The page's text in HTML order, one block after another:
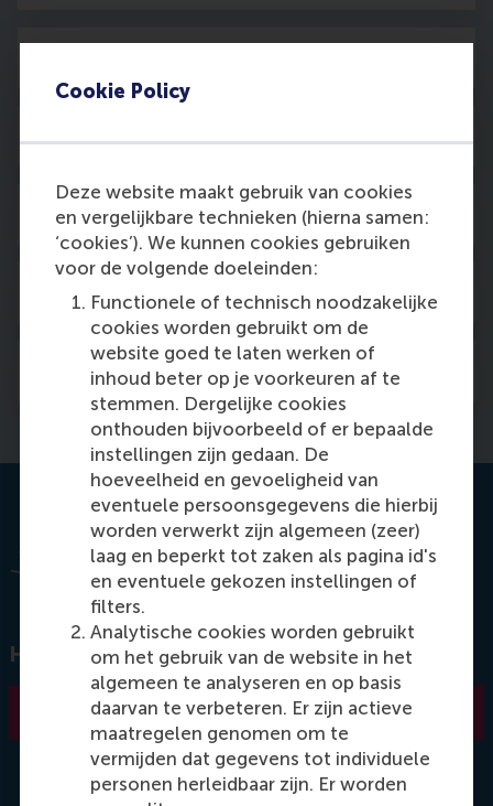
Cookie Policy
Deze website maakt gebruik van cookies
en vergelijkbare technieken (hierna samen:
‘cookies’). We kunnen cookies gebruiken
voor de volgende doeleinden:
Functionele of technisch noodzakelijke
cookies worden gebruikt om de
website goed te laten werken of
inhoud beter op je voorkeuren af te
stemmen. Dergelijke cookies
onthouden bijvoorbeeld of er bepaalde
instellingen zijn gedaan. De
hoeveelheid en gevoeligheid van
eventuele persoonsgegevens die hierbij
worden verwerkt zijn algemeen (zeer)
laag en beperkt tot zaken als pagina id's
en eventuele gekozen instellingen of
filters.
Analytische cookies worden gebruikt
om het gebruik van de website in het
algemeen te analyseren en op basis
daarvan te verbeteren. Er zijn actieve
maatregelen genomen om te
vermijden dat gegevens tot individuele
personen herleidbaar zijn. Er worden
Leer van de experts
Faculteit
Alumninetwerk
Hoor hun eigen ervaring met de Executive MBA
Luister naar hun podcast